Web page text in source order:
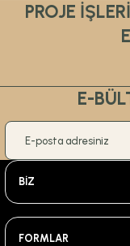
PROJE
E-
BİZ
FORMLAR